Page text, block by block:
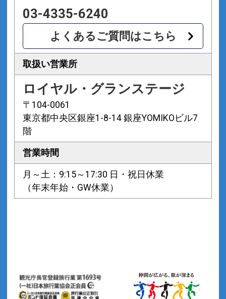
03-4335-6240
よくあるご質問はこちら
取扱い営業所
ロイヤル・グランステージ
〒104-0061
東京都中央区銀座1-8-14 銀座YOMIKOビル7
階
営業時間
月～土：9:15～17:30 日・祝日休業
（年末年始・GW休業）